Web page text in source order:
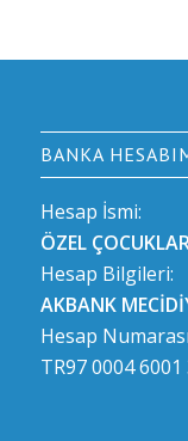
BANKA
Hesap İsmi:
ÖZEL
Hesap Bilgileri:
AKBANK
Hesap
TR97 0004